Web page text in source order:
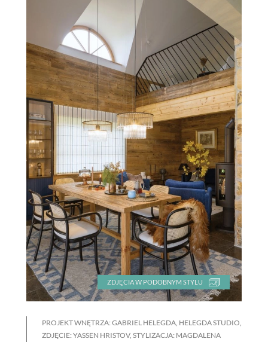
ZDJĘCIA W PODOBNYM STYLU
PROJEKT WNĘTRZA: GABRIEL HELEGDA, HELEGDA STUDIO,
ZDJĘCIE: YASSEN HRISTOV, STYLIZACJA: MAGDALENA